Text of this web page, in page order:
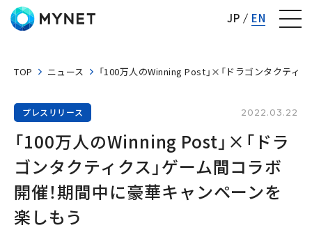
JP EN
TOP ニュース 「100万人のWinning Post」×「ドラゴンタクティ
プレスリリース 2022.03.22
「100万人のWinning Post」×「ドラ
ゴンタクティクス」ゲーム間コラボ
開催！期間中に豪華キャンペーンを
楽しもう